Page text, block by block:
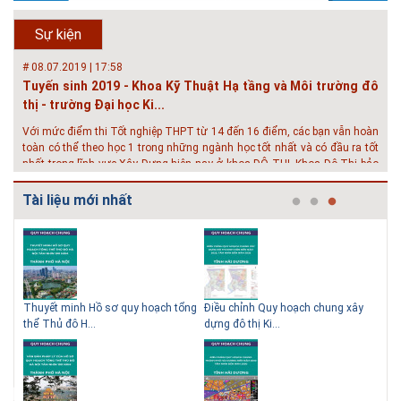
Sự kiện
học Kiến trúc Hà Nội chúc các bạn học sinh cuối cấp ôn thi thật tốt MỜI
VẤN TUYỂN SINH ĐẠI H...
# 08.07.2019 | 17:58
Tuyến sinh 2019 - Khoa Kỹ Thuật Hạ tầng và Môi trường đô
thị - trường Đại học Ki...
Với mức điểm thi Tốt nghiệp THPT từ 14 đến 16 điểm, các bạn vẫn hoàn
toàn có thể theo học 1 trong những ngành học tốt nhất và có đầu ra tốt
nhất trong lĩnh vực Xây Dựng hiện nay ở khoa ĐÔ THỊ. Khoa Đô Thị bảo
đảm 100% t...
# 26.06.2018 | 10:57
Hội thảo quốc tế ''Xây dựng đô thị thông minh – Hướng đến
phát triển bền vững” /...
Phát triển đô thị thông minh và bền vững đang là mục tiêu của rất nhiều
thành phố trên thế giới. Tại Việt Nam, đã có gần 20 tỉnh, thành phố trên
toàn quốc đang triển khai hoặc khởi động các đề án về đô thị thông
minh. Vi...
# 23.06.2018 | 15:37
Hội thảo về sàn bê tông chất lượng cao tại Hà Nội và TP Hồ
Chí Minh
Tài liệu mới nhất
Thuyết minh Hồ sơ quy hoạch tổng
thể Thủ đô H...
Điều chỉnh Quy hoạch chung xây
dựng đô thị Ki...